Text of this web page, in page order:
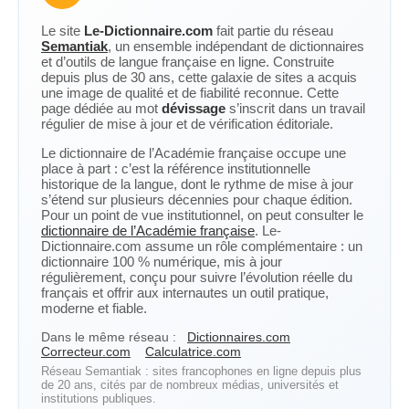
Le site Le-Dictionnaire.com fait partie du réseau
Semantiak, un ensemble indépendant de dictionnaires
et d’outils de langue française en ligne. Construite
depuis plus de 30 ans, cette galaxie de sites a acquis
une image de qualité et de fiabilité reconnue. Cette
page dédiée au mot dévissage s’inscrit dans un travail
régulier de mise à jour et de vérification éditoriale.
Le dictionnaire de l’Académie française occupe une
place à part : c’est la référence institutionnelle
historique de la langue, dont le rythme de mise à jour
s’étend sur plusieurs décennies pour chaque édition.
Pour un point de vue institutionnel, on peut consulter le
dictionnaire de l’Académie française. Le-
Dictionnaire.com assume un rôle complémentaire : un
dictionnaire 100 % numérique, mis à jour
régulièrement, conçu pour suivre l’évolution réelle du
français et offrir aux internautes un outil pratique,
moderne et fiable.
Dans le même réseau :
Dictionnaires.com
Correcteur.com
Calculatrice.com
Réseau Semantiak : sites francophones en ligne depuis plus
de 20 ans, cités par de nombreux médias, universités et
institutions publiques.